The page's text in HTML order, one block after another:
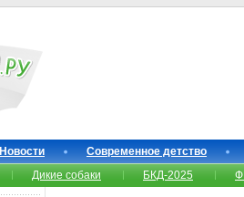
Новости
Современное детство
Дикие собаки БКД-2025